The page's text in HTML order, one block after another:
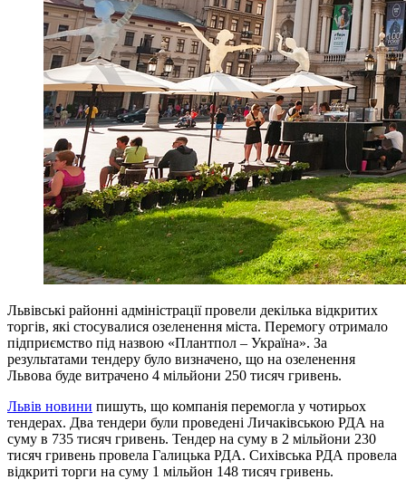
Львівські районні адміністрації провели декілька відкритих
торгів, які стосувалися озеленення міста. Перемогу отримало
підприємство під назвою «Плантпол – Україна». За
результатами тендеру було визначено, що на озеленення
Львова буде витрачено 4 мільйони 250 тисяч гривень.
Львів новини пишуть, що компанія перемогла у чотирьох
тендерах. Два тендери були проведені Личаківською РДА на
суму в 735 тисяч гривень. Тендер на суму в 2 мільйони 230
тисяч гривень провела Галицька РДА. Сихівська РДА провела
відкриті торги на суму 1 мільйон 148 тисяч гривень.